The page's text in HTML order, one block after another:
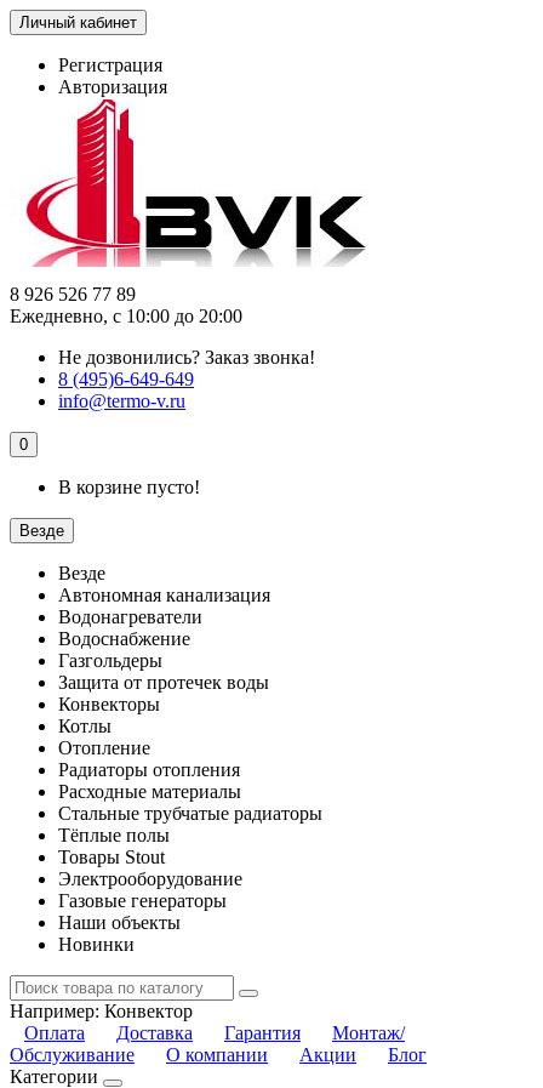
Личный кабинет
Регистрация
Авторизация
8 926 526 77 89
Ежедневно, с 10:00 до 20:00
Не дозвонились? Заказ звонка!
8 (495)6-649-649
info@termo-v.ru
0
В корзине пусто!
Везде
Везде
Автономная канализация
Водонагреватели
Водоснабжение
Газгольдеры
Защита от протечек воды
Конвекторы
Котлы
Отопление
Радиаторы отопления
Расходные материалы
Стальные трубчатые радиаторы
Тёплые полы
Товары Stout
Электрооборудование
Газовые генераторы
Наши объекты
Новинки
Например: Конвектор
Оплата
Доставка Гарантия
Монтаж/
Обслуживание
О компании Акции
Блог
Категории